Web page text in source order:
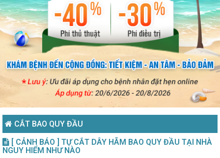
CẮT BAO QUY ĐẦU
[ CẢNH BÁO ] TỰ CẮT DÂY HÃM BAO QUY ĐẦU TẠI NHÀ
NGUY HIỂM NHƯ NÀO